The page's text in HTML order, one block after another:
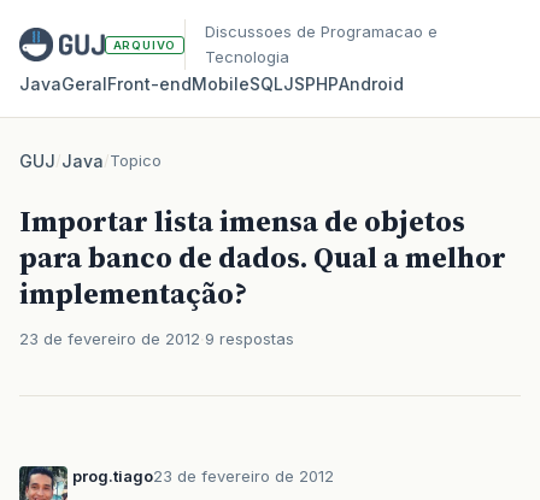
ARQUIVO
Discussoes de Programacao e
Tecnologia
JavaGeralFront‑endMobileSQLJSPHPAndroid
GUJ/Java/Topico
Importar lista imensa de objetos
para banco de dados. Qual a melhor
implementação?
23 de fevereiro de 2012 9 respostas
prog.tiago23 de fevereiro de 2012